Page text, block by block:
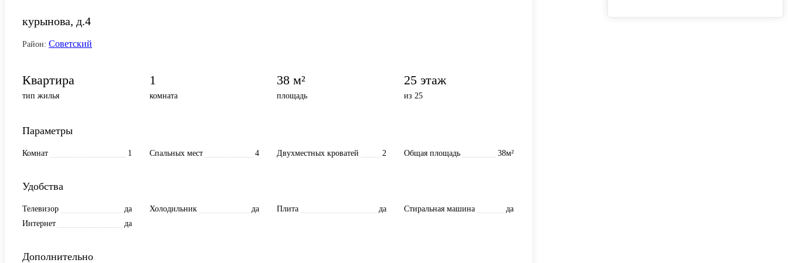
курынова, д.4
Район: Советский
Квартира
тип жилья
1
комната
38 м²
площадь
25 этаж
из 25
Параметры
Комнат 1 Спальных мест 4 Двухместных кроватей 2 Общая площадь 38м²
Удобства
Телевизор да Холодильник да Плита да Стиральная машина
да
Интернет
да
Дополнительно